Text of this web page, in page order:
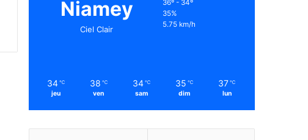
Niamey
Ciel Clair
36º - 34º
35%
5.75 km/h
34 ℃
jeu
38 ℃
ven
34 ℃
sam
35 ℃
dim
37 ℃
lun